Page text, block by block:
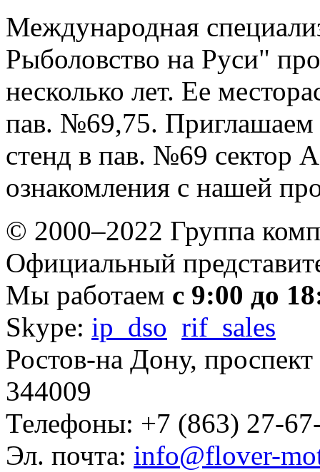
Международная
Рыболовство на Руси"
несколько лет. Ее
пав. №69,75.
стенд в пав. №69 сектор
ознакомления с нашей
© 2000–2022 Группа
Официальный
Мы работаем с 9:00 до
Skype: ip_dso rif_sales
Ростов-на Дону,
344009
Телефоны: +7 (863) 27-
Эл. почта: info@flover-